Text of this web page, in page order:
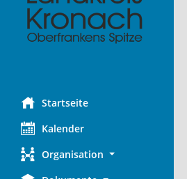
Startseite
Kalender
Organisation